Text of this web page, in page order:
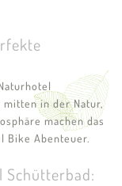
mitten in der Natur,
machen das
Bike Abenteuer.
Schütterbad: